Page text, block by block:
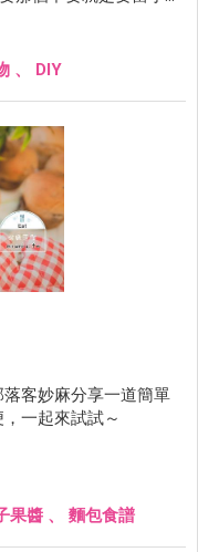
都成了 Let it go~
、 DIY
客妙麻分享一道簡單
一起來試試～
果醬 、 麵包食譜